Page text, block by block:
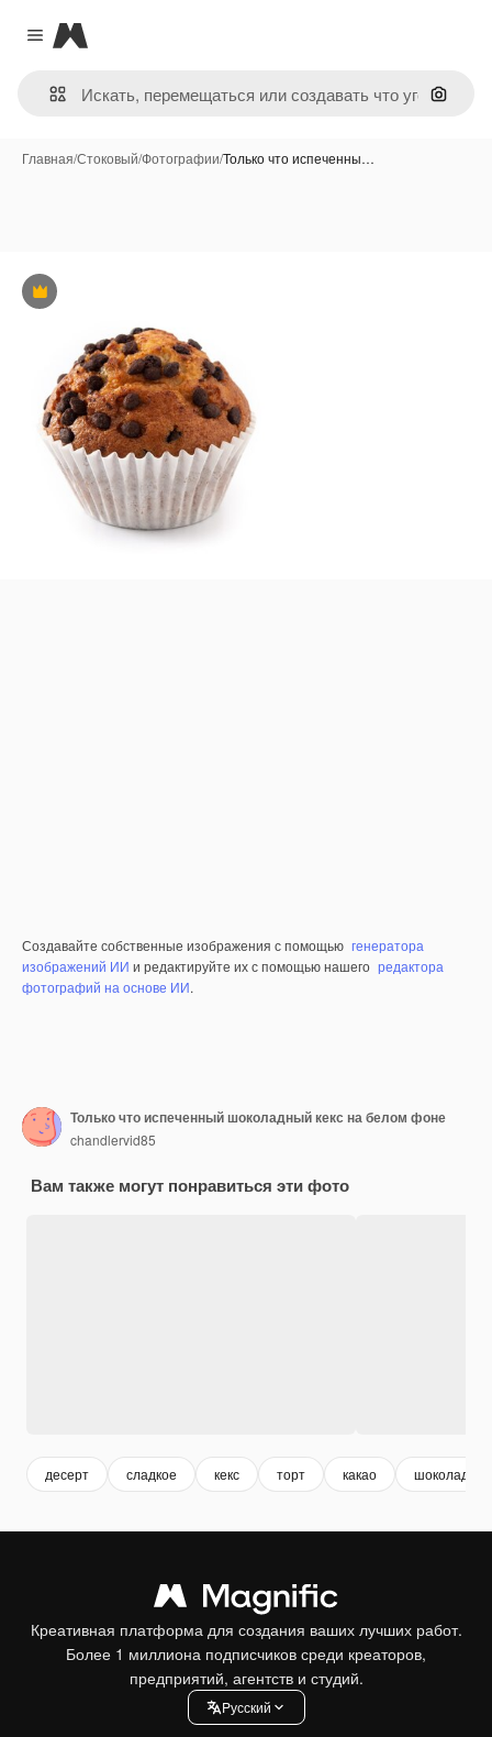
Close menu
Magnific
Поиск
Главная/Стоковый/Фотографии/Только что испеченны…
Премиум
Создавайте собственные изображения с помощью генератора
изображений ИИ и редактируйте их с помощью нашего редактора
фотографий на основе ИИ.
Только что испеченный шоколадный кекс на белом фоне
chandlervid85
Вам также могут понравиться эти фото
десерт сладкое кекс торт какао шоколад
Креативная платформа для создания ваших лучших работ.
Более 1 миллиона подписчиков среди креаторов,
предприятий, агентств и студий.
Pусский